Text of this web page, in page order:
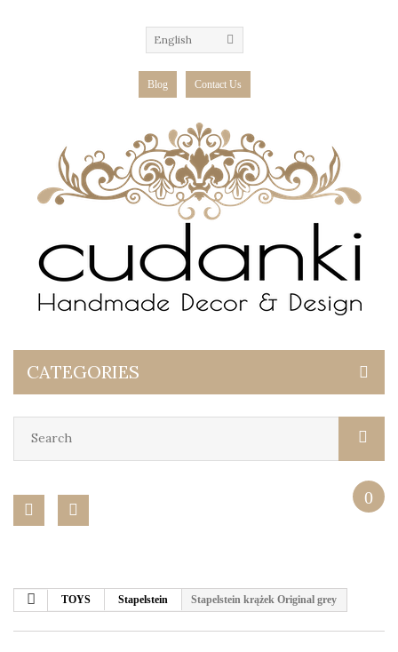
English
Blog Contact Us
CATEGORIES
0
TOYS Stapelstein Stapelstein krążek Original grey